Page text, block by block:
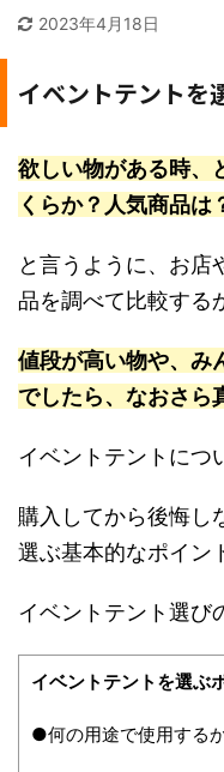
2023年4月18日
イベントテントを
欲しい物がある時、
くらか？人気商品は
と言うように、お店
品を調べて比較する
値段が高い物や、み
でしたら、なおさら
イベントテントにつ
購入してから後悔し
選ぶ基本的なポイン
イベントテント選び
イベントテントを選ぶ
●何の用途で使用する